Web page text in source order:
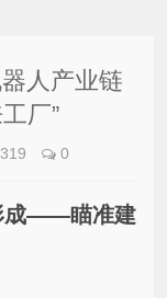
人产业链
厂”
319 0
成――瞄准建